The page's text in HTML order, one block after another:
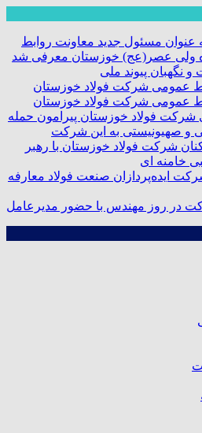
عنوان مسئول جدید معاونت روابط
ولی عصر(عج) خوزستان معرفی شد
نگهبان پیوند ملی
شرکت فولاد خوزستان پیرامون حمله
و صهیونیستی به این شرکت
شرکت فولاد خوزستان با رهبر
خامنه ای
ایده‌پردازان صنعت فولاد معارفه
در روز مهندس با حضور مدیرعامل